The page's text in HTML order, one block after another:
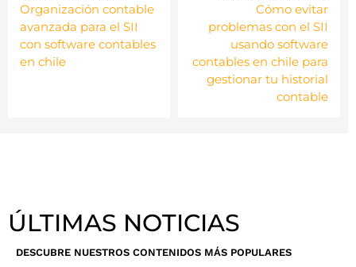
Organización contable
avanzada para el SII
con software contables
en chile
Cómo evitar
problemas con el SII
usando software
contables en chile para
gestionar tu historial
contable
ÚLTIMAS NOTICIAS
DESCUBRE NUESTROS CONTENIDOS MÁS POPULARES